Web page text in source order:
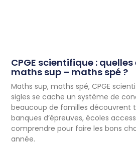
CPGE scientifique :
maths sup – maths spé ?
Maths sup, maths spé, CPGE
sigles se cache un système de
beaucoup de familles découvrent
banques d’épreuves, écoles
comprendre pour faire les bons
année.